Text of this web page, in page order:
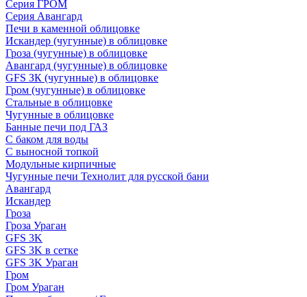
Серия ГРОМ
Серия Авангард
Печи в каменной облицовке
Искандер (чугунные) в облицовке
Гроза (чугунные) в облицовке
Авангард (чугунные) в облицовке
GFS ЗК (чугунные) в облицовке
Гром (чугунные) в облицовке
Стальные в облицовке
Чугунные в облицовке
Банные печи под ГАЗ
С баком для воды
С выносной топкой
Модульные кирпичные
Чугунные печи Технолит для русской бани
Авангард
Искандер
Гроза
Гроза Ураган
GFS 3K
GFS 3K в сетке
GFS 3K Ураган
Гром
Гром Ураган